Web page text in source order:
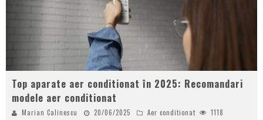
Top aparate aer conditionat în 2025: Recomandari
modele aer conditionat
Marian Calinescu 20/06/2025 Aer conditionat 1118